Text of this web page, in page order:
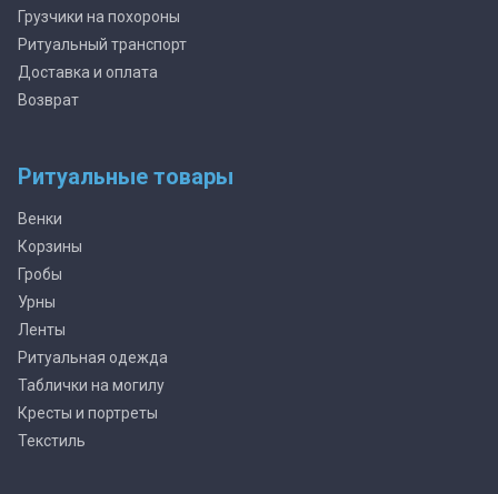
Грузчики на похороны
Ритуальный транспорт
Доставка и оплата
Возврат
Ритуальные товары
Венки
Корзины
Гробы
Урны
Ленты
Ритуальная одежда
Таблички на могилу
Кресты и портреты
Текстиль